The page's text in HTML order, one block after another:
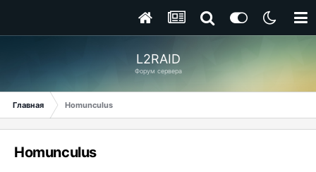
L2RAID
Форум сервера
Главная Homunculus
Homunculus